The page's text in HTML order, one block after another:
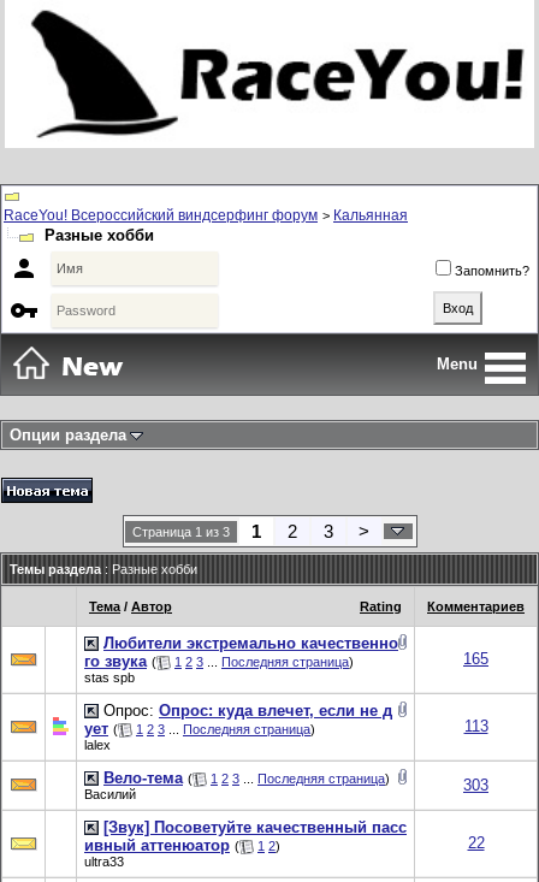
RaceYou! Всероссийский виндсерфинг форум > Кальянная
Разные хобби
 Запомнить?

Menu
Опции раздела
Страница 1 из 3 1 2 3 >
Темы раздела : Разные хобби
Rating
Тема / Автор Комментариев
Любители экстремально качественно
го звука ( 1 2 3 Последняя страница)
stas spb
165
Опрос: Опрос: куда влечет, если не д
ует ( 1 2 3 Последняя страница)
lalex
113
Вело-тема ( 1 2 3 Последняя страница)
Василий
303
[Звук] Посоветуйте качественный пасс
ивный аттенюатор ( 1 2)
ultra33
22